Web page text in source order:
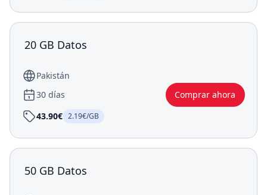
20 GB Datos
Pakistán
30 días
Comprar ahora
43.90€ 2.19€/GB
50 GB Datos